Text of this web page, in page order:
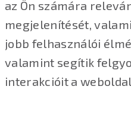
az Ön számára
megjelenítését,
jobb felhasználói
valamint segítik
interakcióit a